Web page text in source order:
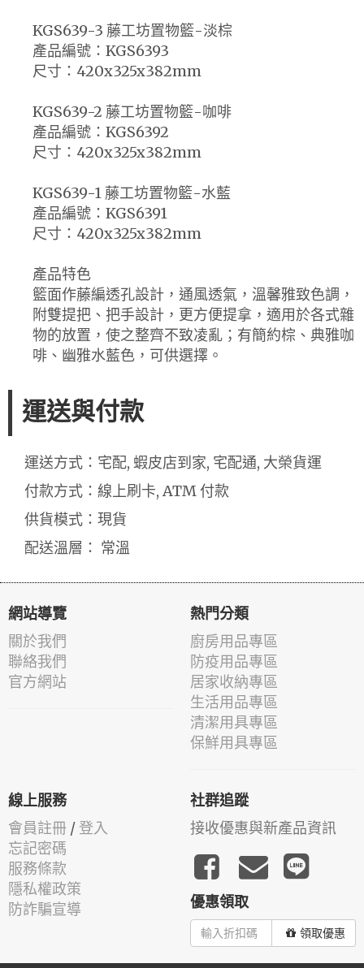
KGS639-3 藤工坊置物籃-淡棕
產品編號：KGS6393
尺寸：420x325x382mm
KGS639-2 藤工坊置物籃-咖啡
產品編號：KGS6392
尺寸：420x325x382mm
KGS639-1 藤工坊置物籃-水藍
產品編號：KGS6391
尺寸：420x325x382mm
產品特色
籃面作藤編透孔設計，通風透氣，溫馨雅致色調，
附雙提把、把手設計，更方便提拿，適用於各式雜
物的放置，使之整齊不致凌亂；有簡約棕、典雅咖
啡、幽雅水藍色，可供選擇。
運送與付款
運送方式：宅配, 蝦皮店到家, 宅配通, 大榮貨運
付款方式：線上刷卡, ATM 付款
供貨模式：現貨
配送溫層： 常溫
網站導覽
關於我們
聯絡我們
官方網站
熱門分類
廚房用品專區
防疫用品專區
居家收納專區
生活用品專區
清潔用具專區
保鮮用具專區
線上服務
會員註冊 / 登入
忘記密碼
服務條款
隱私權政策
防詐騙宣導
社群追蹤
接收優惠與新產品資訊
優惠領取
領取優惠